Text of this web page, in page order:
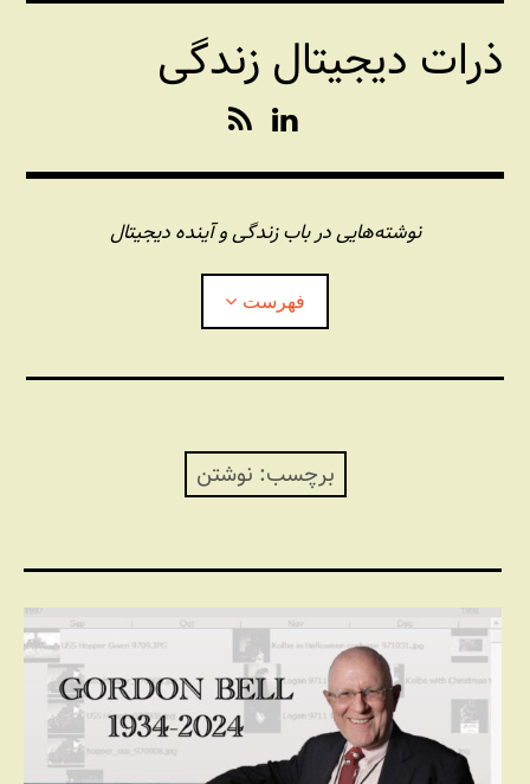
رفتن
محتواذرات دیجیتال زندگی
n
k
e
d
I
n
S
نوشته‌هایی در باب زندگی و آینده دیجیتال
فهرست
برچسب: نوشتن